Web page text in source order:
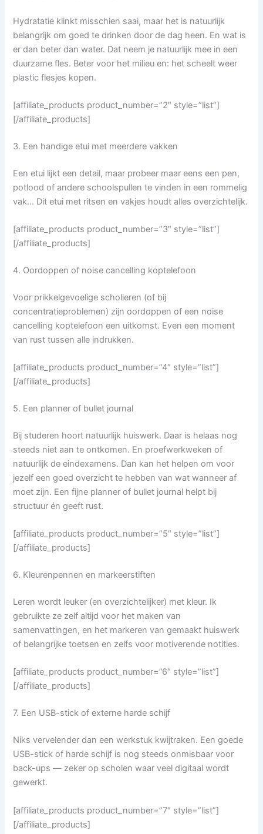
Hydratatie klinkt misschien saai, maar het is natuurlijk
belangrijk om goed te drinken door de dag heen. En wat is
er dan beter dan water. Dat neem je natuurlijk mee in een
duurzame fles. Beter voor het milieu en: het scheelt weer
plastic flesjes kopen.
[affiliate_products product_number=”2″ style=”list”]
[/affiliate_products]
3. Een handige etui met meerdere vakken
Een etui lijkt een detail, maar probeer maar eens een pen,
potlood of andere schoolspullen te vinden in een rommelig
vak… Dit etui met ritsen en vakjes houdt alles overzichtelijk.
[affiliate_products product_number=”3″ style=”list”]
[/affiliate_products]
4. Oordoppen of noise cancelling koptelefoon
Voor prikkelgevoelige scholieren (of bij
concentratieproblemen) zijn oordoppen of een noise
cancelling koptelefoon een uitkomst. Even een moment
van rust tussen alle indrukken.
[affiliate_products product_number=”4″ style=”list”]
[/affiliate_products]
5. Een planner of bullet journal
Bij studeren hoort natuurlijk huiswerk. Daar is helaas nog
steeds niet aan te ontkomen. En proefwerkweken of
natuurlijk de eindexamens. Dan kan het helpen om voor
jezelf een goed overzicht te hebben van wat wanneer af
moet zijn. Een fijne planner of bullet journal helpt bij
structuur én geeft rust.
[affiliate_products product_number=”5″ style=”list”]
[/affiliate_products]
6. Kleurenpennen en markeerstiften
Leren wordt leuker (en overzichtelijker) met kleur. Ik
gebruikte ze zelf altijd voor het maken van
samenvattingen, en het markeren van gemaakt huiswerk
of belangrijke toetsen en zelfs voor motiverende notities.
[affiliate_products product_number=”6″ style=”list”]
[/affiliate_products]
7. Een USB-stick of externe harde schijf
Niks vervelender dan een werkstuk kwijtraken. Een goede
USB-stick of harde schijf is nog steeds onmisbaar voor
back-ups — zeker op scholen waar veel digitaal wordt
gewerkt.
[affiliate_products product_number=”7″ style=”list”]
[/affiliate_products]